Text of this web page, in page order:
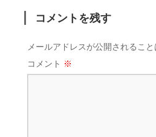
コメントを残す
メールアドレスが公開されること
コメント ※